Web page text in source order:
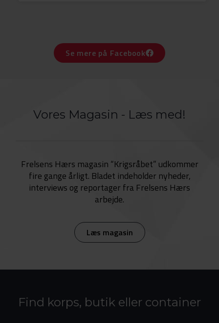
Se mere på Facebook
Vores Magasin - Læs med!
Frelsens Hærs magasin “Krigsråbet” udkommer
fire gange årligt. Bladet indeholder nyheder,
interviews og reportager fra Frelsens Hærs
arbejde.
Læs magasin
Find korps, butik eller container